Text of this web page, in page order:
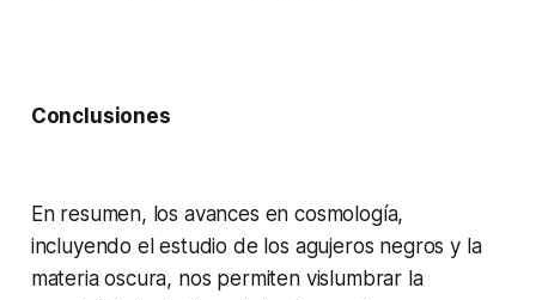
Conclusiones
En resumen, los avances en cosmología,
incluyendo el estudio de los agujeros negros y la
materia oscura, nos permiten vislumbrar la